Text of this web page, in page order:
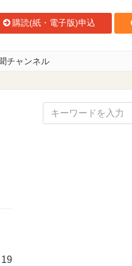
購読(紙・電子版)申込
チャンネル